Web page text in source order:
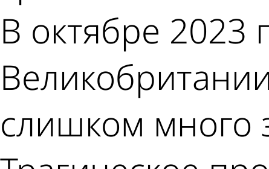
В октябре 2023
слишком много